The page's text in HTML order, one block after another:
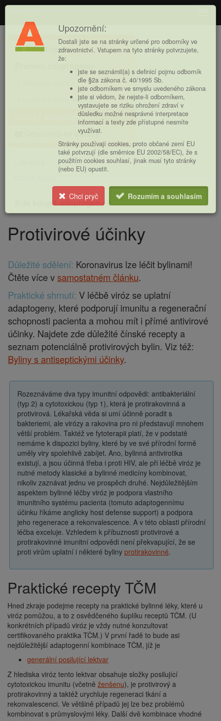
Adaptogeny
Hlavní
nabídkaAdaptogeny
Lesklokorka lesklá
Účinky adaptogenů
Odpovědi na dotazy
Online zdroje
Kde koupit adaptogeny?
Drobečková
navigace
Protivirové účinky
Důležité sdělení: Koronavirus lze léčit bylinami!
Čtěte více vsamostatném článku.
Praktické shrnutí: V léčbě viróz se uplatní
adaptogeny, které podporují imunitu a regenerační
schopnosti pacienta a mohou mít i přímé antivirové
účinky. Najdete zde důležité čínské recepty a
seznam potenciálně protivirových bylin. Viz též:
Byliny s antiseptickými účinky.
Rozeznáváme dva typy imunitní odpovědi: antibakteriální
(typ 2) a cytotoxickou (typ 1), která je protirakovinná a
protivirová. Lékařská věda si umí účinně poradit s
bakteriemi, ale virózy a rakovina pro ni představují mnohem
větší problém. Taktéž ve fytoterapii platí, že v podstatě
nemáme k dispozici byliny, které by ve své přírodní formě
uměly viry spolehlivě zabíjet. Ano, bylinná antivirotika
existují, a jsou účinná třeba i proti HIV, ale při léčbě viróz je
nutné metody klasické a bylinné medicíny kombinovat,
nikoliv zaznávat jednu ve prospěch druhé. Nejdůležitějším
aspektem bylinné léčby viróz je podpora vlastního
imunitního systému pacienta (tomuto adaptogennímu
účinku říkáme anglicky host defense support) a podpora
jeho regenerace a rekonvalescence. A v této oblasti přírodní
léčba exceluje. Vzhledem k příbuznosti protivirové a
protirakovinné imunitní odpovědi není překvapující, že se
proti virům uplatní i některé byliny protirakovinné.
Praktické recepty TČM
Hned zkraje podejme recepty na praktické bylinné léky, které u
viróz pomůžou, a to z osvědčeného šuplíku receptů TČM. (U
konkrétních případů viróz je vždy nutné konzultovat
certifikovaného praktika TČM.) V první řadě to bude asi
nejdůležitější adaptogenní kombinace TČM, jíž je
generální posilující lektvar
Z hlediska viróz tento lektvar obsahuje složky posilující
cytotoxickou imunitu (včetně ženšenu), je protivirový a
protirakovinný a taktéž urychluje regeneraci tkání a
rekonvalescenci. Ve většině případů jej lze bez problémů
kombinovat s průmyslovými léky. Další dvě kombinace vhodné
Upozornění:
Dostali jste se na stránky určené pro odborníky ve
zdravotnictví. Vstupem na tyto stránky potvrzujete,
že:
jste se seznámil(a) s definicí pojmu odborník
dle §2a zákona č. 40/1995 Sb.
jste odborníkem ve smyslu uvedeného zákona
jste si vědom, že nejste-li odborníkem,
vystavujete se riziku ohrožení zdraví v
důsledku možné nesprávné interpretace
informací a texty zde přístupné nesmíte
využívat.
Stránky používají cookies, proto občané zemí EU
také potvrzují (dle směrnice EU 2002/58/EC), že s
použitím cookies souhlasí, jinak musí tyto stránky
(nebo EU) opustit.
Chci pryč Rozumím a souhlasím